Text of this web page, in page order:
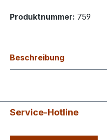
Produktnummer: 759
Beschreibung
Service-Hotline